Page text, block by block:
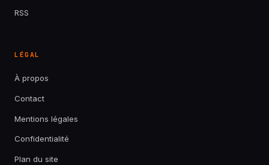
RSS
LÉGAL
À propos
Contact
Mentions légales
Confidentialité
Plan du site